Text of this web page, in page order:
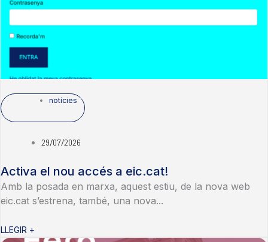
notícies
29/07/2026
Activa el nou accés a eic.cat!
Amb la posada en marxa, aquest estiu, de la nova web
eic.cat s’estrena, també, una nova...
LLEGIR +